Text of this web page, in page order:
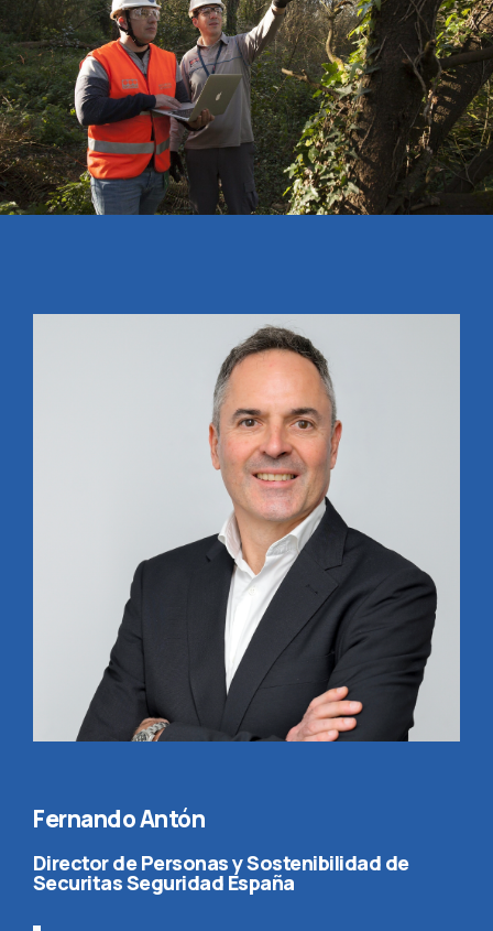
Fernando Antón
Director de Personas y Sostenibilidad de
Securitas Seguridad España